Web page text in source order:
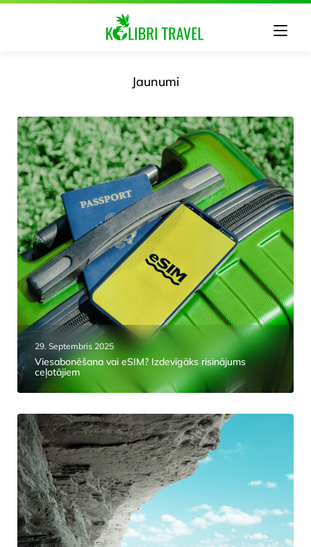
Jaunumi
29. Septembris 2025
Viesabonēšana vai eSIM? Izdevīgāks risinājums
ceļotājiem